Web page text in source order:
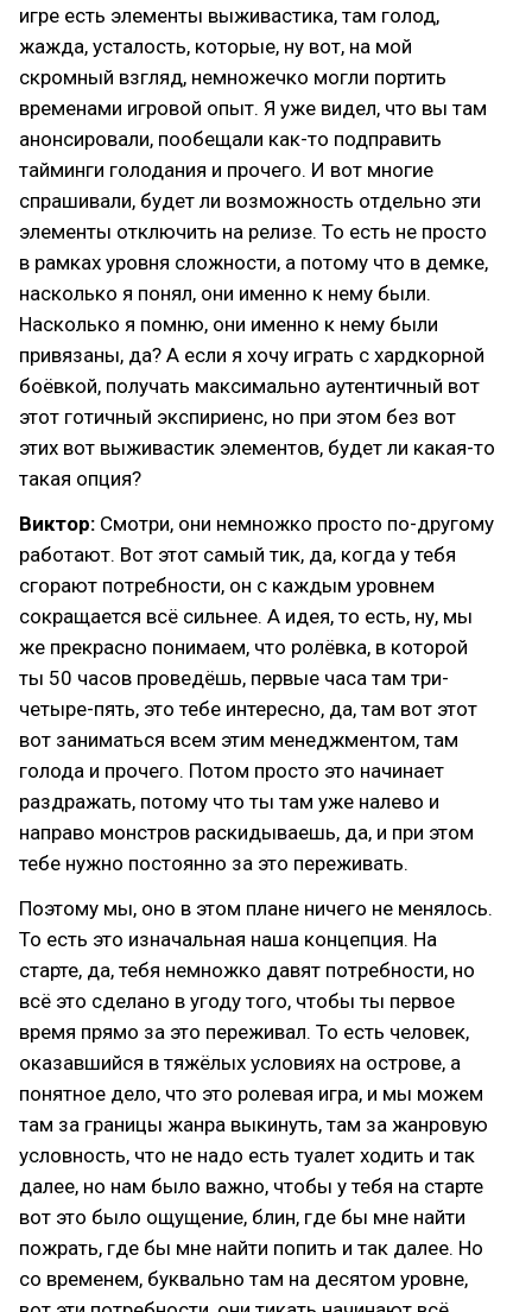
игре есть элементы выживастика, там голод,
жажда, усталость, которые, ну вот, на мой
скромный взгляд, немножечко могли портить
временами игровой опыт. Я уже видел, что вы там
анонсировали, пообещали как-то подправить
тайминги голодания и прочего. И вот многие
спрашивали, будет ли возможность отдельно эти
элементы отключить на релизе. То есть не просто
в рамках уровня сложности, а потому что в демке,
насколько я понял, они именно к нему были.
Насколько я помню, они именно к нему были
привязаны, да? А если я хочу играть с хардкорной
боёвкой, получать максимально аутентичный вот
этот готичный экспириенс, но при этом без вот
этих вот выживастик элементов, будет ли какая-то
такая опция?
Виктор: Смотри, они немножко просто по-другому
работают. Вот этот самый тик, да, когда у тебя
сгорают потребности, он с каждым уровнем
сокращается всё сильнее. А идея, то есть, ну, мы
же прекрасно понимаем, что ролёвка, в которой
ты 50 часов проведёшь, первые часа там три-
четыре-пять, это тебе интересно, да, там вот этот
вот заниматься всем этим менеджментом, там
голода и прочего. Потом просто это начинает
раздражать, потому что ты там уже налево и
направо монстров раскидываешь, да, и при этом
тебе нужно постоянно за это переживать.
Поэтому мы, оно в этом плане ничего не менялось.
То есть это изначальная наша концепция. На
старте, да, тебя немножко давят потребности, но
всё это сделано в угоду того, чтобы ты первое
время прямо за это переживал. То есть человек,
оказавшийся в тяжёлых условиях на острове, а
понятное дело, что это ролевая игра, и мы можем
там за границы жанра выкинуть, там за жанровую
условность, что не надо есть туалет ходить и так
далее, но нам было важно, чтобы у тебя на старте
вот это было ощущение, блин, где бы мне найти
пожрать, где бы мне найти попить и так далее. Но
со временем, буквально там на десятом уровне,